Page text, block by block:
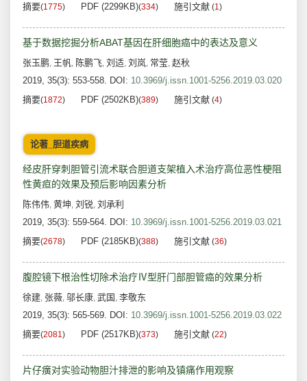
摘要(1775) PDF (2299KB)(334) 施引文献 (1)
基于数据挖掘分析ABAT基因在肝细胞癌中的表达及意义
张玉鹏, 王帆, 陈鹏飞, 刘适, 刘岚, 常莹, 赵秋
2019, 35(3): 553-558. DOI: 10.3969/j.issn.1001-5256.2019.03.020
摘要(1872) PDF (2502KB)(389) 施引文献 (4)
论著_胆道疾病
经皮肝穿刺胆管引流术联合胆道支架植入术治疗高位恶性梗阻
性黄疸的效果及预后影响因素分析
陈伟伟, 黄坤, 刘锐, 刘承利
2019, 35(3): 559-564. DOI: 10.3969/j.issn.1001-5256.2019.03.021
摘要(2678) PDF (2185KB)(388) 施引文献 (36)
腹腔镜下根治性切除术治疗Ⅳ型肝门部胆管癌的效果分析
徐建, 张薇, 邬长康, 武国 , 李敬东
2019, 35(3): 565-569. DOI: 10.3969/j.issn.1001-5256.2019.03.022
摘要(2081) PDF (2517KB)(373) 施引文献 (22)
片仔癀对实验动物胆汁排泄的影响及镇痛作用观察